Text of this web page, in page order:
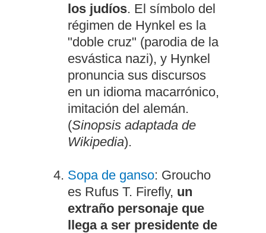
los judíos. El símbolo del
régimen de Hynkel es la
"doble cruz" (parodia de la
esvástica nazi), y Hynkel
pronuncia sus discursos
en un idioma macarrónico,
imitación del alemán.
(Sinopsis adaptada de
Wikipedia).
Sopa de ganso: Groucho
es Rufus T. Firefly, un
extraño personaje que
llega a ser presidente de